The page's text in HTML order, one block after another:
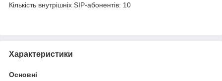
Кількість внутрішніх SIP-абонентів: 10
Характеристики
Основні